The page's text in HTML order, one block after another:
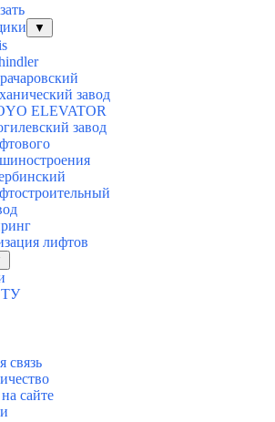
▼
завод
ELEVATOR
завод
лифтов
связь
сайте